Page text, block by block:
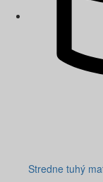
Stredne tuhý